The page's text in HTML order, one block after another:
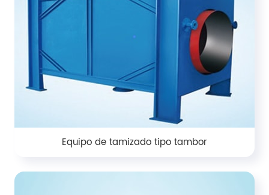
Equipo de tamizado tipo tambor